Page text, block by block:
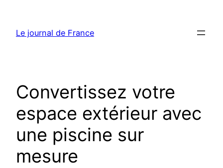
contenu
Le journal de France
Convertissez votre
espace extérieur avec
une piscine sur
mesure